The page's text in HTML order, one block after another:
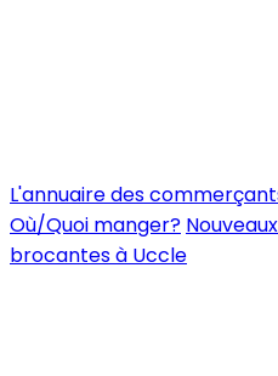
L'annuaire des
Où/Quoi manger?
brocantes à Uccle